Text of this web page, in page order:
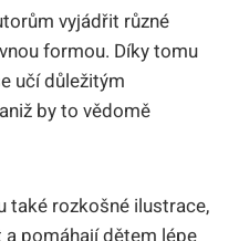
vyjádřit různé
formou. Díky tomu
učí důležitým
by to vědomě
také rozkošné ilustrace,